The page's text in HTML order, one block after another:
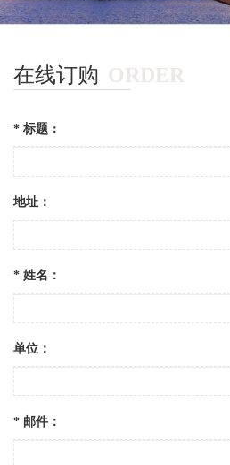
在线订购 ORDER
* 标题：
地址：
* 姓名：
单位：
* 邮件：